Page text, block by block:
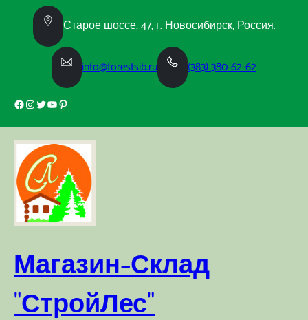
Перейти
содержимому
Старое шоссе, 47, г. Новосибирск, Россия.
info@forestsib.ru
(383) 380-62-62
Facebook
Instagram
Twitter
YouTube
Pinterest
Магазин-Склад
"СтройЛес"